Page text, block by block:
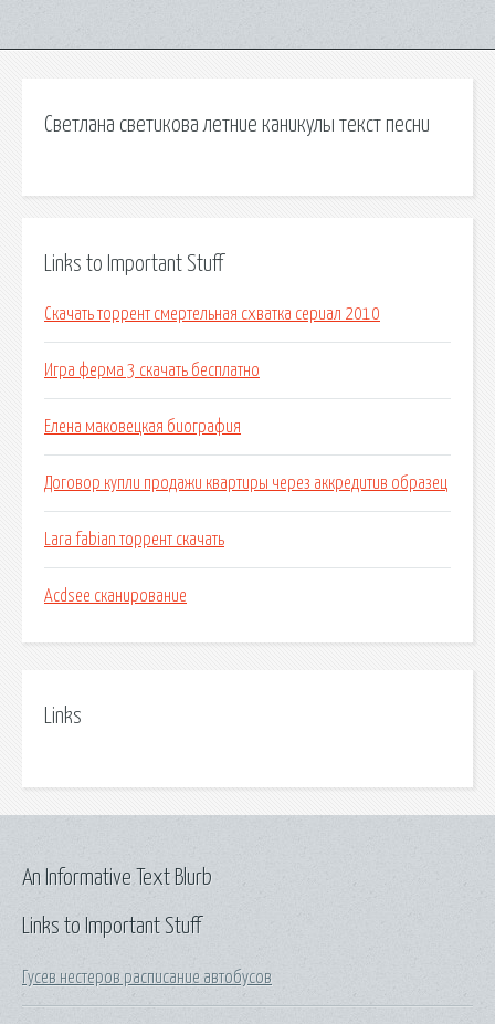
Светлана светикова летние каникулы текст песни
Links to Important Stuff
Скачать торрент смертельная схватка сериал 2010
Игра ферма 3 скачать бесплатно
Елена маковецкая биография
Договор купли продажи квартиры через аккредитив образец
Lara fabian торрент скачать
Acdsee сканирование
Links
Links to Important Stuff
Гусев нестеров расписание автобусов
An Informative Text Blurb